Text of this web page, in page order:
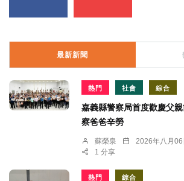
最新新聞
熱門 社會 綜合
嘉義縣警察局首度歡慶父
察爸爸辛勞
蘇榮泉 2026年八月06
1 分享
熱門 綜合